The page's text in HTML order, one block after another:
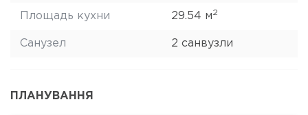
Площадь кухни 29.54 м2
Санузел 2 санвузли
ПЛАНУВАННЯ